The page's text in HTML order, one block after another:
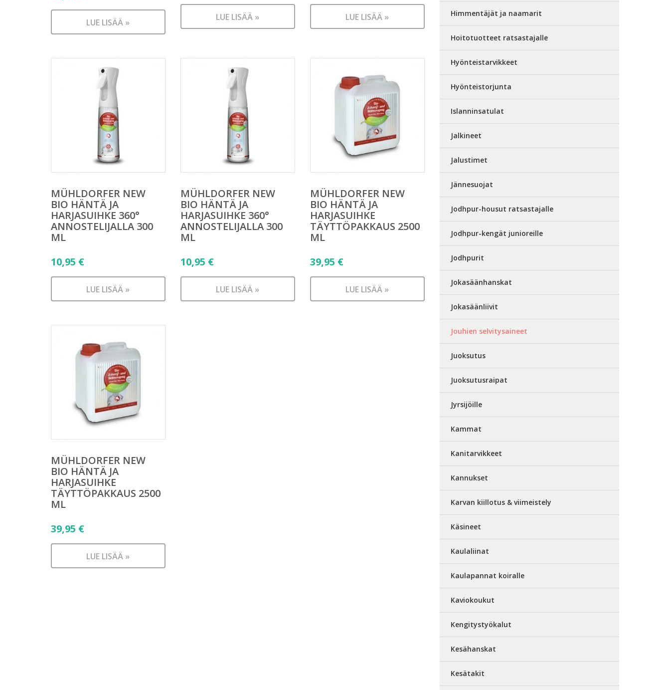
LUE LISÄÄ » LUE LISÄÄ » LUE LISÄÄ »
MÜHLDORFER NEW
BIO HÄNTÄ JA
HARJASUIHKE 360°
ANNOSTELIJALLA 300
ML
10,95 €
LUE LISÄÄ »
MÜHLDORFER NEW
BIO HÄNTÄ JA
HARJASUIHKE 360°
ANNOSTELIJALLA 300
ML
10,95 €
LUE LISÄÄ »
MÜHLDORFER NEW
BIO HÄNTÄ JA
HARJASUIHKE
TÄYTTÖPAKKAUS 2500
ML
39,95 €
LUE LISÄÄ »
MÜHLDORFER NEW
BIO HÄNTÄ JA
HARJASUIHKE
TÄYTTÖPAKKAUS 2500
ML
39,95 €
LUE LISÄÄ »
Himmentäjät ja naamarit
Hoitotuotteet ratsastajalle
Hyönteistarvikkeet
Hyönteistorjunta
Islanninsatulat
Jalkineet
Jalustimet
Jännesuojat
Jodhpur-housut ratsastajalle
Jodhpur-kengät junioreille
Jodhpurit
Jokasäänhanskat
Jokasäänliivit
Jouhien selvitysaineet
Juoksutus
Juoksutusraipat
Jyrsijöille
Kammat
Kanitarvikkeet
Kannukset
Karvan kiillotus & viimeistely
Käsineet
Kaulaliinat
Kaulapannat koiralle
Kaviokoukut
Kengitystyökalut
Kesähanskat
Kesätakit